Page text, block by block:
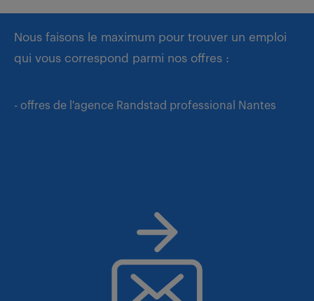
Nous faisons le maximum pour trouver un emploi
qui vous correspond parmi nos offres :
- offres de l'agence Randstad professional Nantes